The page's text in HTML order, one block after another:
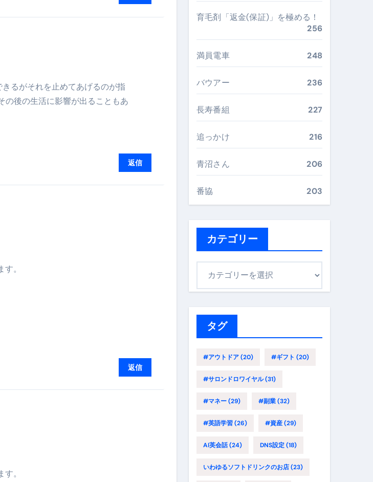
元の冷えを根こそぎ防ぐ！素材別おすすめ・選び方・洗い方・Q&Aまで
イスト・天然木まで徹底分類！室内で“足腰と体幹”を育てる選び方＆続け方ガイド
全攻略ガイド｜海外・国内旅行を最安値で実現する究極の旅術
の感染対策になる ―
とは何か──「飲む」という行為を再定義する新しいサプリ体験
イベント」を一生の思い出に変える完全ガイドブック
水・作業用（ニトリル/ビニール）まで目的別に失敗しない
・充電方式まで失敗しない選び方
較・価格の考え方・失敗しないチェックリスト（高齢者にも）
パー・電動まで、硬い爪／巻き爪／飛び散り対策の選び方
ン・カット済みの選び方と、年末年始に“満足度MAX”で食べるコツ
保存食文化”
ーツ文化のすべて ―
るがそれを止めてあげるのが指
の後の生活に影響が出ることもあ
返信
。
返信
。
育毛剤「返金(保証)」を極める！
256
満員電車 248
バウアー 236
長寿番組 227
追っかけ 216
青沼さん 206
番協 203
カテゴリー
タグ
#アウトドア(20) #ギフト (20)
#サロンドロワイヤル(31)
#マネー(29) #副業(32)
#英語学習(26) #資産(29)
AI英会話(24) DNS設定(18)
いわゆるソフトドリンクのお店(23)